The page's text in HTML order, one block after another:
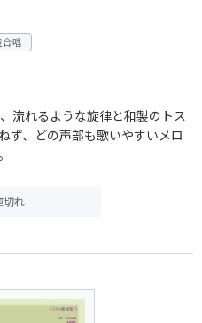
唱
流れるような旋律と和製のトス
ず、どの声部も歌いやすいメロ
切れ